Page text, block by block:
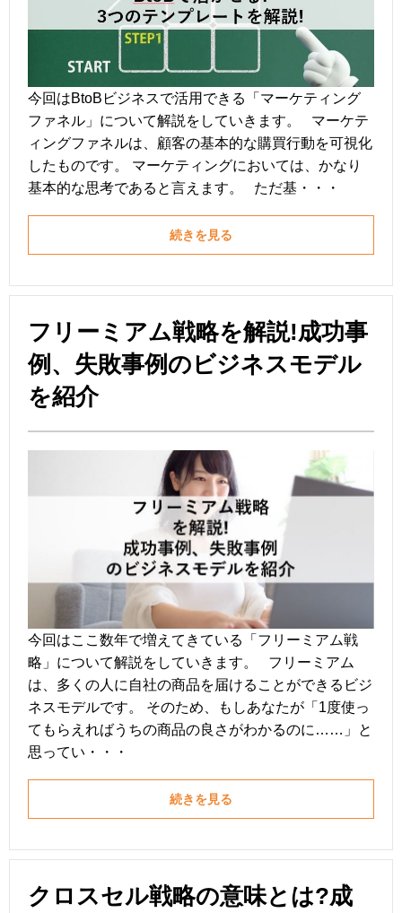
今回はBtoBビジネスで活用できる「マーケティング
ファネル」について解説をしていきます。 マーケテ
ィングファネルは、顧客の基本的な購買行動を可視化
したものです。 マーケティングにおいては、かなり
基本的な思考であると言えます。 ただ基・・・
続きを見る
フリーミアム戦略を解説!成功事
例、失敗事例のビジネスモデル
を紹介
今回はここ数年で増えてきている「フリーミアム戦
略」について解説をしていきます。 フリーミアム
は、多くの人に自社の商品を届けることができるビジ
ネスモデルです。 そのため、もしあなたが「1度使っ
てもらえればうちの商品の良さがわかるのに……」と
思ってい・・・
続きを見る
クロスセル戦略の意味とは?成